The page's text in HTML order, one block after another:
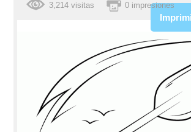
3,214 visitas 0 impresiones